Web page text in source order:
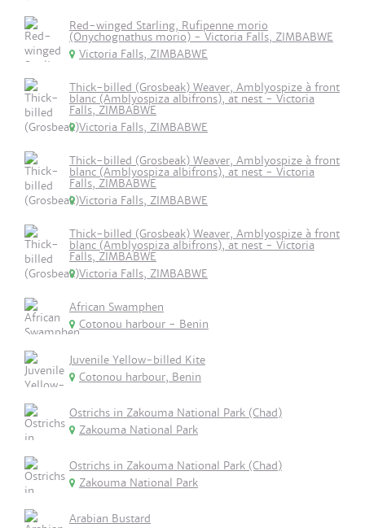
Red-winged Starling, Rufipenne morio
(Onychognathus morio) - Victoria Falls, ZIMBABWE
Victoria Falls, ZIMBABWE
Thick-billed (Grosbeak) Weaver, Amblyospize à front
blanc (Amblyospiza albifrons), at nest - Victoria
Falls, ZIMBABWE
Victoria Falls, ZIMBABWE
Thick-billed (Grosbeak) Weaver, Amblyospize à front
blanc (Amblyospiza albifrons), at nest - Victoria
Falls, ZIMBABWE
Victoria Falls, ZIMBABWE
Thick-billed (Grosbeak) Weaver, Amblyospize à front
blanc (Amblyospiza albifrons), at nest - Victoria
Falls, ZIMBABWE
Victoria Falls, ZIMBABWE
African Swamphen
Cotonou harbour - Benin
Juvenile Yellow-billed Kite
Cotonou harbour, Benin
Ostrichs in Zakouma National Park (Chad)
Zakouma National Park
Ostrichs in Zakouma National Park (Chad)
Zakouma National Park
Arabian Bustard